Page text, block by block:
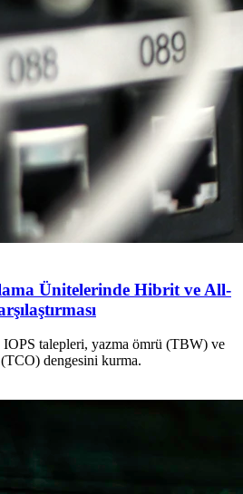
Ünitelerinde Hibrit ve All-
talepleri, yazma ömrü (TBW) ve
dengesini kurma.